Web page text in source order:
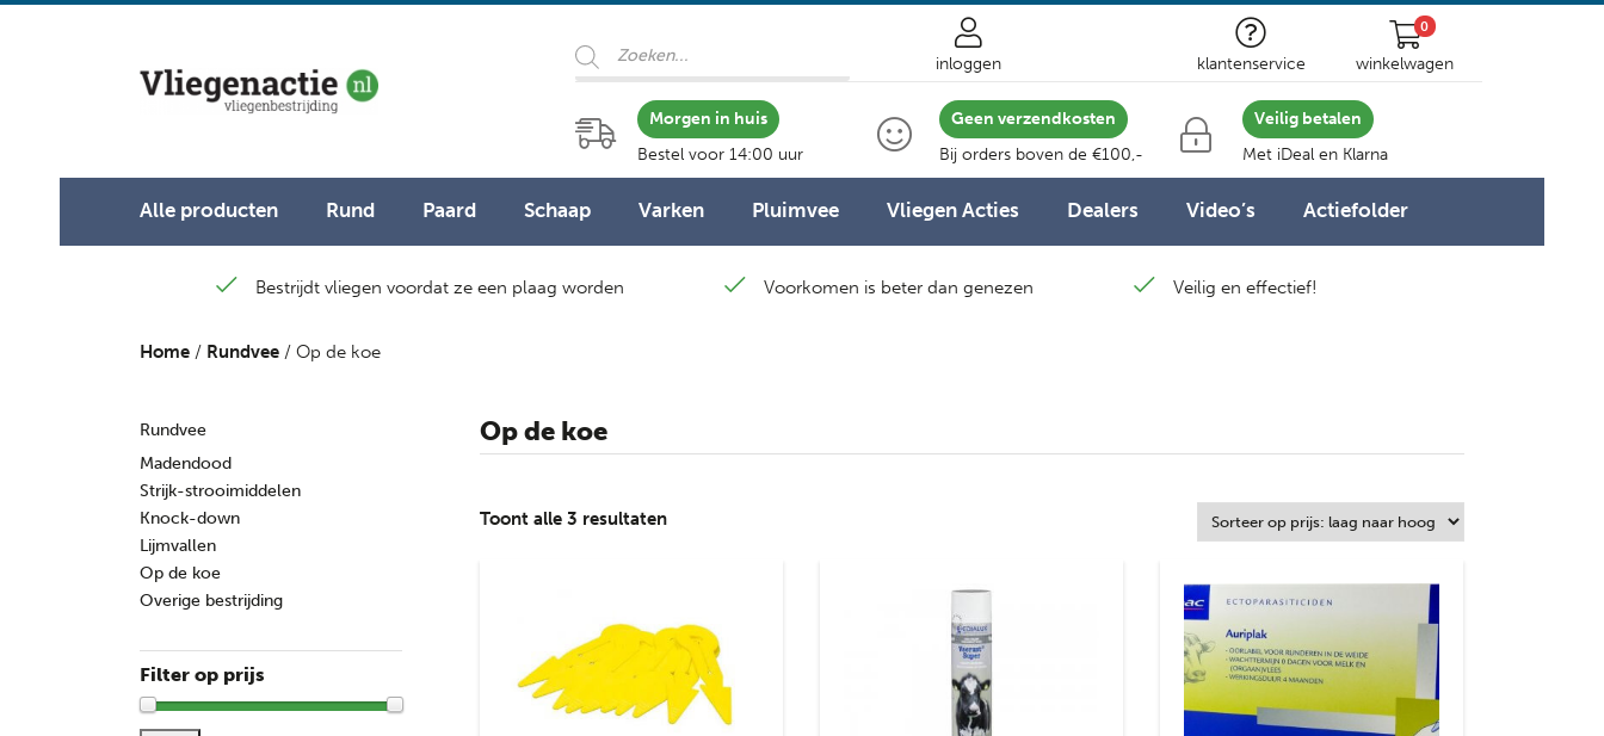
Producten
zoeken
inloggen klantenservice
0
winkelwagen
Morgen in huis
Bestel voor 14:00 uur
Geen verzendkosten
Bij orders boven de €100,-
Veilig betalen
Met iDeal en Klarna
Alle producten Rund Paard Schaap Varken Pluimvee Vliegen Acties Dealers Video’s Actiefolder
Bestrijdt vliegen voordat ze een plaag worden Voorkomen is beter dan genezen Veilig en effectief!
Op de koe
Toont alle 3 resultatenGesorteerd
naar
hoog
Home / Rundvee / Op de koe
Rundvee
Madendood
Strijk-strooimiddelen
Knock-down
Lijmvallen
Op de koe
Overige bestrijding
Filter op prijs